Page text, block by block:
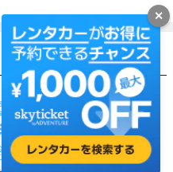
グルメ
アクティビティ
お土産
✕